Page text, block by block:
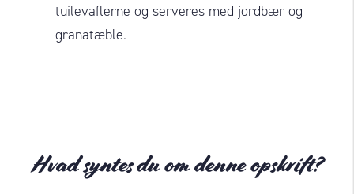
tuilevaflerne og serveres med jordbær og
granatæble.
Hvad syntes du om denne opskrift?